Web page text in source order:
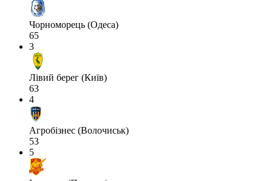
Чорноморець (Одеса)
65
3
Лівий берег (Київ)
63
4
Агробізнес (Волочиськ)
53
5